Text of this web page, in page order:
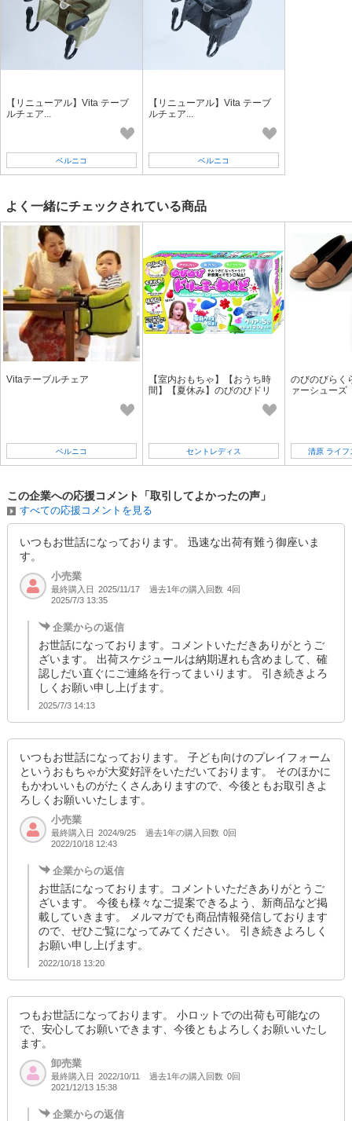
訳ございませんがキャンセル扱いとさせて頂きます。
●返品・交換に関して
弊社から商品を発送した段階でキャンセル・交換はお受けできません。
お客様都合での返品・交換はお受けしておりません。（商品不良等は除
不良品・不足分などは商品到着後5日以内にご連絡下さい。
●出荷のタイミングについて
在庫がある場合は、5営業日以内。
【リニューアル】Vita テーブ
ルチェア...
ベルニコ
【リニューアル】Vita テーブ
ルチェア...
ベルニコ
よく一緒にチェックされている商品
Vitaテーブルチェア
ベルニコ
【室内おもちゃ】【おうち時
間】【夏休み】のびのびドリ
セントレディス
のびのびらく
ァーシューズ
清原 ライフ
この企業への応援コメント「取引してよかったの声」
すべての応援コメントを見る
いつもお世話になっております。 迅速な出荷有難う御座いま
す。
小売業
最終購入日 2025/11/17 過去1年の購入回数 4回
2025/7/3 13:35
企業からの返信
お世話になっております。コメントいただきありがとうご
ざいます。 出荷スケジュールは納期遅れも含めまして、確
認しだい直ぐにご連絡を行ってまいります。 引き続きよろ
しくお願い申し上げます。
2025/7/3 14:13
いつもお世話になっております。 子ども向けのプレイフォーム
というおもちゃが大変好評をいただいております。 そのほかに
もかわいいものがたくさんありますので、今後ともお取引きよ
ろしくお願いいたします。
小売業
最終購入日 2024/9/25 過去1年の購入回数 0回
2022/10/18 12:43
企業からの返信
お世話になっております。コメントいただきありがとうご
ざいます。 今後も様々なご提案できるよう、新商品など掲
載していきます。 メルマガでも商品情報発信しております
ので、ぜひご覧になってみてください。 引き続きよろしく
お願い申し上げます。
2022/10/18 13:20
つもお世話になっております。 小ロットでの出荷も可能なの
で、安心してお願いできます、今後ともよろしくお願いいたし
ます。
卸売業
最終購入日 2022/10/11 過去1年の購入回数 0回
2021/12/13 15:38
企業からの返信